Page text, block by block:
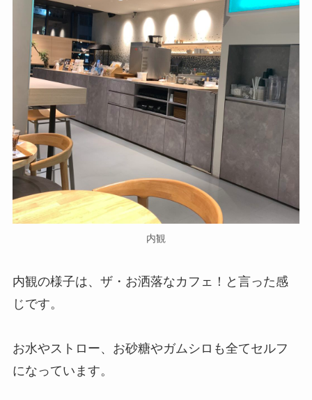
内観
内観の様子は、ザ・お洒落なカフェ！と言った感
じです。
お水やストロー、お砂糖やガムシロも全てセルフ
になっています。